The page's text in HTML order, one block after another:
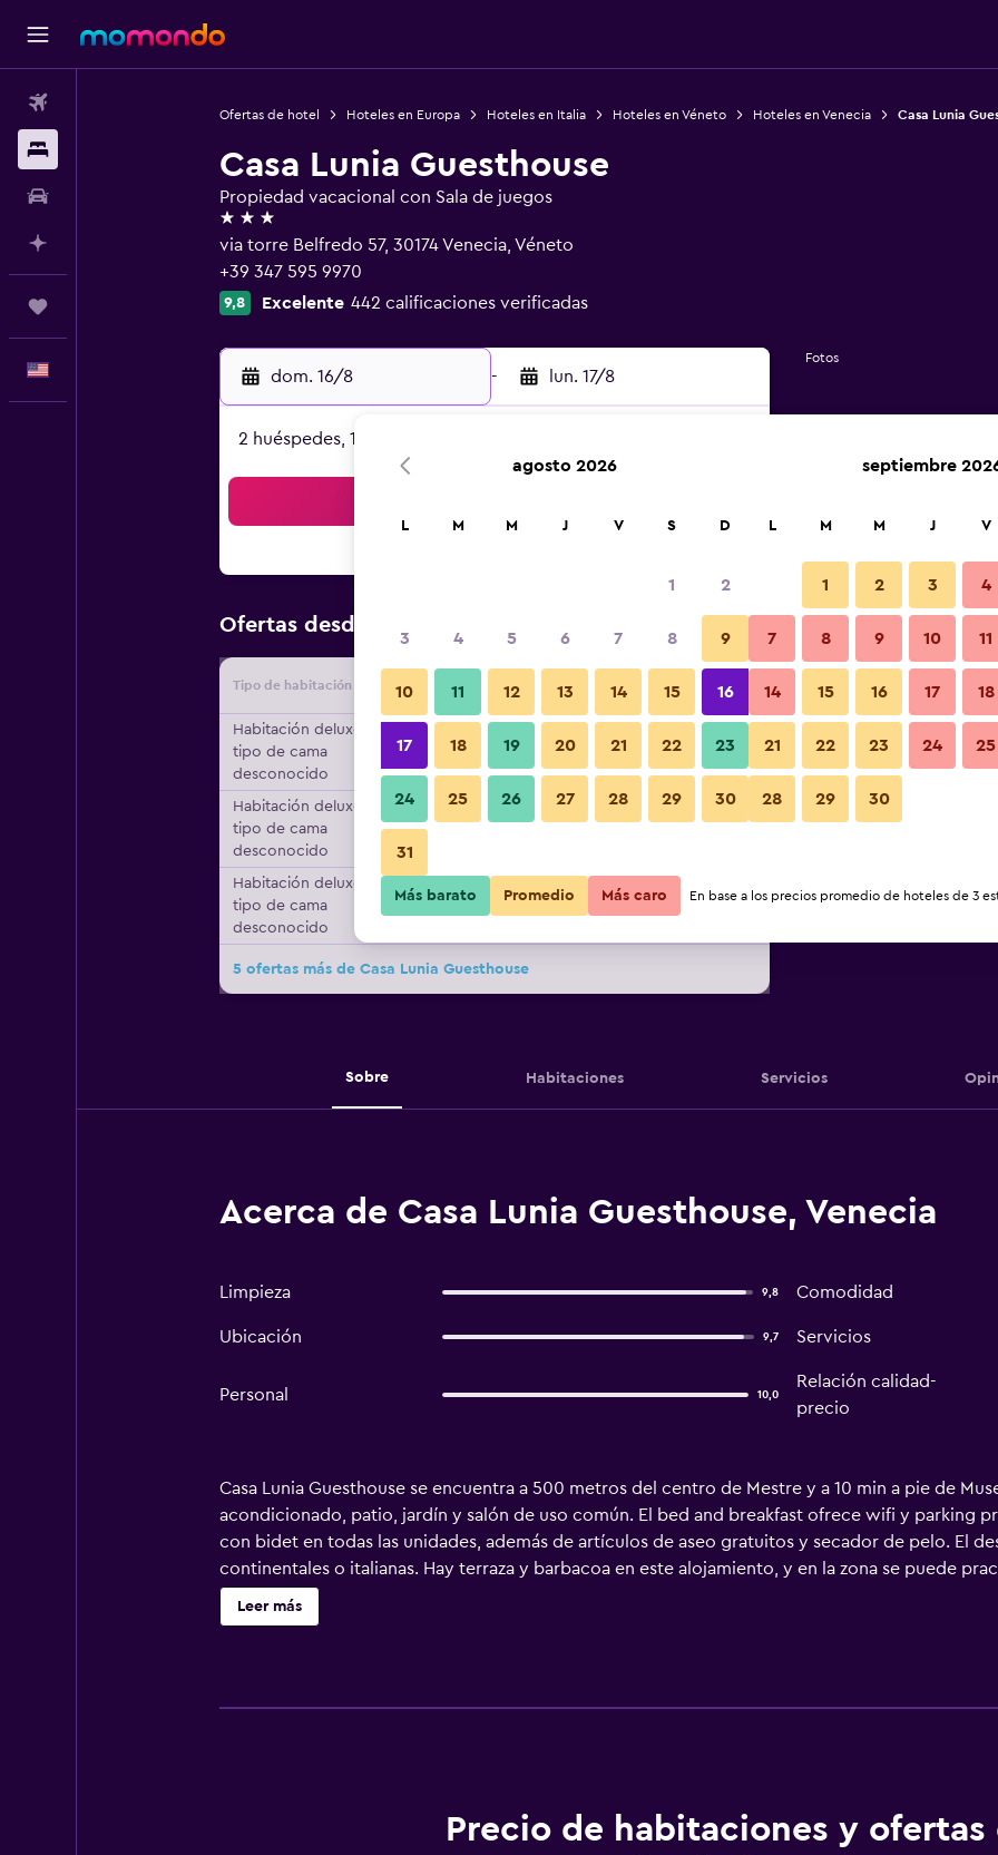
Ofertas de hotel Hoteles en Europa Hoteles en Italia Hoteles en Véneto Hoteles en Venecia Casa Lunia
Casa Lunia Guesthouse
Propiedad vacacional con Sala de juegos
3 estrellas
via torre Belfredo 57, 30174 Venecia, Véneto
+39 347 595 9970
9,8 Excelente 442 calificaciones verificadas
dom. 16/8 - lun. 17/8
2 huéspedes, 1 habitación
Ofertas desde Oferta más barata de precio por noche
Tipo de habitación Proveedor Total noche
Habitación deluxe,
tipo de cama
desconocido
$166 Ver oferta
Habitación deluxe,
tipo de cama
desconocido
Habitación deluxe,
tipo de cama
desconocido
$198
5 ofertas más de Casa Lunia Guesthouse
Fotos
Sobre Habitaciones Servicios
Acerca de Casa Lunia Guesthouse, Venecia
Limpieza 9,8 Comodidad
Ubicación 9,7 Servicios
Personal 10,0
Relación calidad-
precio
Casa Lunia Guesthouse se encuentra a 500 metros del centro de Mestre y a 10 min a pie de
acondicionado, patio, jardín y salón de uso común. El bed and breakfast ofrece wifi y parking
con bidet en todas las unidades, además de artículos de aseo gratuitos y secador de pelo. El
continentales o italianas. Hay terraza y barbacoa en este alojamiento, y en la zona se puede
Station está a 3,2 km del alojamiento, y Estación de tren Venecia Santa Lucia está a 10 km. El
Polo) está a 9 km.
Leer más
Precio de habitaciones y ofertas
agosto 2026
L M M J V S D
1 2
3 4 5 6 7 8 9
10 11 12 13 14 15 16
17 18 19 20 21 22 23
24 25 26 27 28 29 30
31
septiembre
L M M J V
1 2 3 4
7 8 9 10 11
14 15 16 17 18
21 22 23 24 25
28 29 30
Más barato Promedio Más caro En base a los precios promedio de hoteles de 3